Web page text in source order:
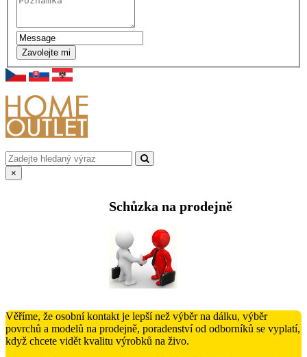
Zavolejte mi
×
Schůzka na prodejně
Věříme, že osobní kontakt je lepší než výběr na dálku, výběr
povrchů a modelů na prodejně, poradenství od odborníků se vyplatí,
když chcete vidět kvalitu výrobků na živo.